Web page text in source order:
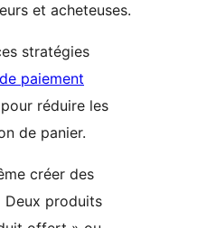
et acheteuses.
stratégies
paiement
pour réduire les
de panier.
créer des
produits